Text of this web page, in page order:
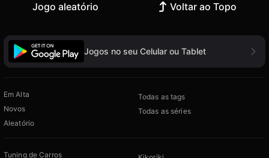
Jogo aleatório Voltar ao Topo
Jogos no seu Celular ou Tablet
Em Alta
Novos
Aleatório
Todas as tags
Todas as séries
Tuning de Carros